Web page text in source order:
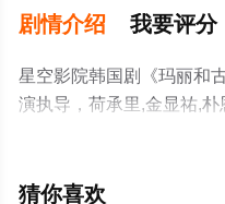
剧情介绍 我要评分
星空影院韩国剧《玛丽和
演执导，荷承里,金显祐,
剧，手机免费在线观看高
或剧情网等平台了解。
猜你喜欢